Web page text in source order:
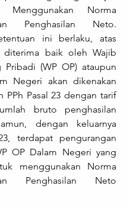
Menggunakan Norma
Penghasilan Neto.
ini berlaku, atas
diterima baik oleh Wajib
Pribadi (WP OP) ataupun
Negeri akan dikenakan
PPh Pasal 23 dengan tarif
bruto penghasilan
dengan keluarnya
terdapat pengurangan
OP Dalam Negeri yang
menggunakan Norma
Penghasilan Neto